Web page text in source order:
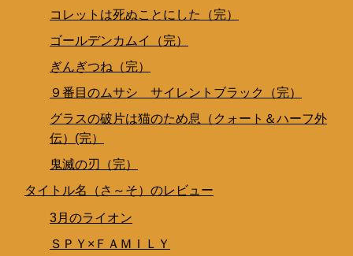
コレットは死ぬことにした（完）
ゴールデンカムイ（完）
ぎんぎつね（完）
９番目のムサシ サイレントブラック（完）
グラスの破片は猫のため息（クォート＆ハーフ外
伝）(完）
鬼滅の刃（完）
タイトル名（さ～そ）のレビュー
3月のライオン
ＳＰＹ×ＦＡＭＩＬＹ